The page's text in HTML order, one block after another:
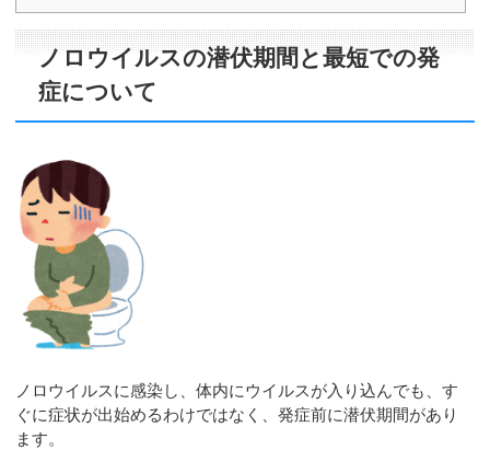
ノロウイルスの潜伏期間と最短での発
症について
ノロウイルスに感染し、体内にウイルスが入り込んでも、す
ぐに症状が出始めるわけではなく、発症前に潜伏期間があり
ます。